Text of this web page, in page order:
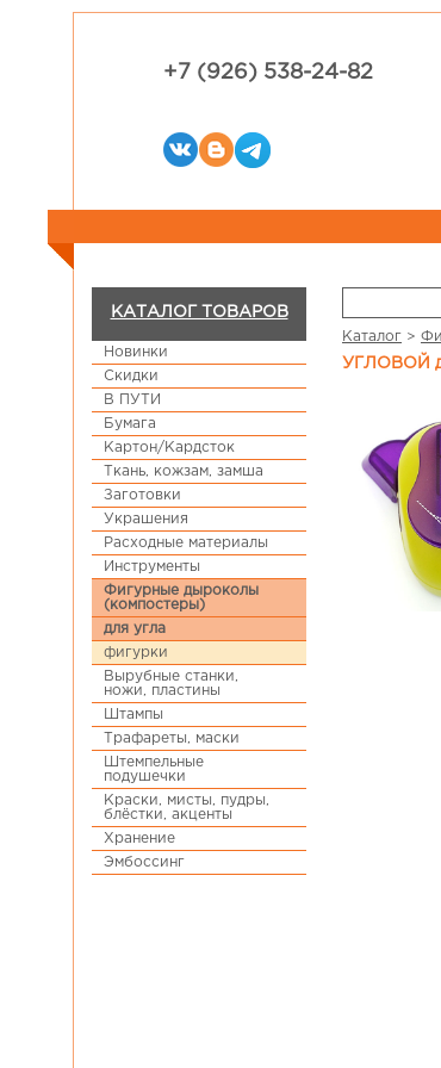
+7 (926) 538-24-82
КАТАЛОГ ТОВАРОВ
Новинки
Скидки
В ПУТИ
Бумага
Картон/Кардсток
Ткань, кожзам, замша
Заготовки
Украшения
Расходные материалы
Инструменты
Фигурные дыроколы
(компостеры)
для угла
фигурки
Вырубные станки,
ножи, пластины
Штампы
Трафареты, маски
Штемпельные
подушечки
Краски, мисты, пудры,
блёстки, акценты
Хранение
Эмбоссинг
Каталог >
УГЛОВОЙ